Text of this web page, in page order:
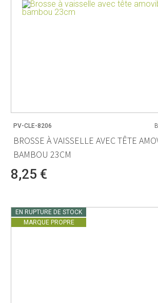
PV-CLE-8206
BROSSE À VAISSELLE AVEC TÊTE
BAMBOU 23CM
8,25 €
EN RUPTURE DE STOCK
MARQUE PROPRE